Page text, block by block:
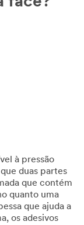
à pressão
duas partes
que contém
quanto uma
que ajuda a
os adesivos